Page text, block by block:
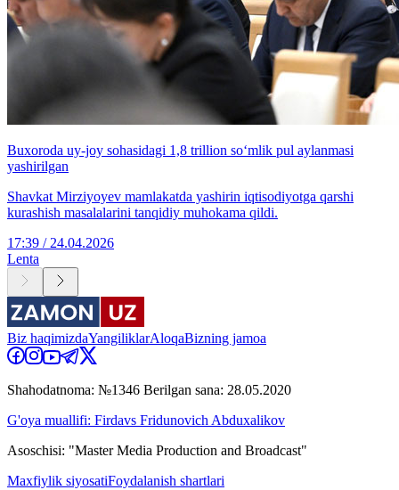
Buxoroda uy-joy sohasidagi 1,8 trillion so‘mlik pul aylanmasi
yashirilgan
Shavkat Mirziyoyev mamlakatda yashirin iqtisodiyotga qarshi
kurashish masalalarini tanqidiy muhokama qildi.
17:39 / 24.04.2026
Lenta
Biz haqimizdaYangiliklarAloqaBizning jamoa
Shahodatnoma: №1346 Berilgan sana: 28.05.2020
G'oya muallifi: Firdavs Fridunovich Abduxalikov
Asoschisi: "Master Media Production and Broadcast"
Maxfiylik siyosatiFoydalanish shartlari